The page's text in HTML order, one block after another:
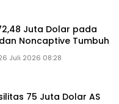
Juta Dolar pada
dan Noncaptive Tumbuh
Juli 2026 08:28
75 Juta Dolar AS